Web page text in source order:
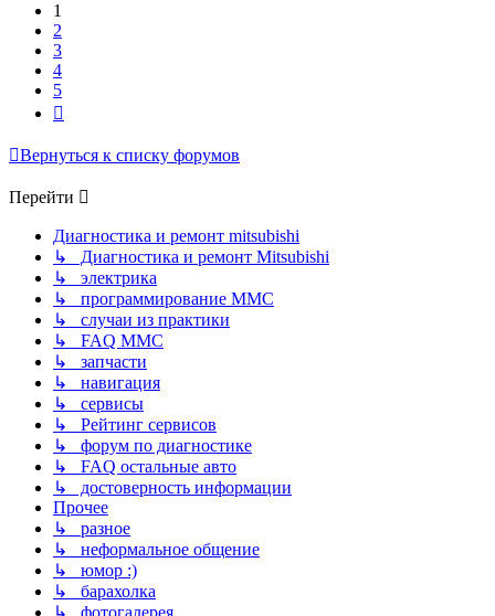
1
2
3
4
5
Вернуться к списку форумов
Перейти
Диагностика и ремонт mitsubishi
↳ Диагностика и ремонт Mitsubishi
↳ электрика
↳ программирование MMC
↳ случаи из практики
↳ FAQ MMC
↳ запчасти
↳ навигация
↳ сервисы
↳ Рейтинг сервисов
↳ форум по диагностике
↳ FAQ остальные авто
↳ достоверность информации
Прочее
↳ разное
↳ неформальное общение
↳ юмор :)
↳ барахолка